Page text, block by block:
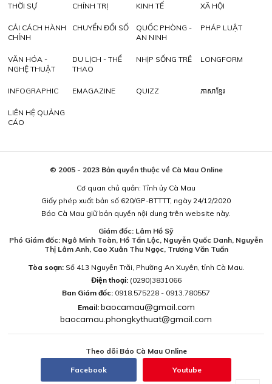
THỜI SỰ CHÍNH TRỊ KINH TẾ XÃ HỘI
CẢI CÁCH HÀNH
CHÍNH
CHUYỂN ĐỔI SỐ
QUỐC PHÒNG -
AN NINH
PHÁP LUẬT
VĂN HÓA -
NGHỆ THUẬT
DU LỊCH - THỂ
THAO
NHỊP SỐNG TRẺ LONGFORM
INFOGRAPHIC EMAGAZINE QUIZZ ភាសាខ្មែរ
LIÊN HỆ QUẢNG
CÁO
© 2005 - 2023 Bản quyền thuộc về Cà Mau Online
Cơ quan chủ quản: Tỉnh ủy Cà Mau
Giấy phép xuất bản số 620/GP-BTTTT, ngày 24/12/2020
Báo Cà Mau giữ bản quyền nội dung trên website này.
Giám đốc: Lâm Hồ Sỹ
Phó Giám đốc: Ngô Minh Toàn, Hồ Tấn Lộc, Nguyễn Quốc Danh, Nguyễn
Thị Lâm Anh, Cao Xuân Thu Ngọc, Trương Văn Tuấn
Tòa soạn:Số 413 Nguyễn Trãi, Phường An Xuyên, tỉnh Cà Mau.
Điện thoại: (0290)3831066
Ban Giám đốc: 0918.575228 - 0913.780557
Email: baocamau@gmail.com
baocamau.phongkythuat@gmail.com
Theo dõi Báo Cà Mau Online
Facebook Youtube